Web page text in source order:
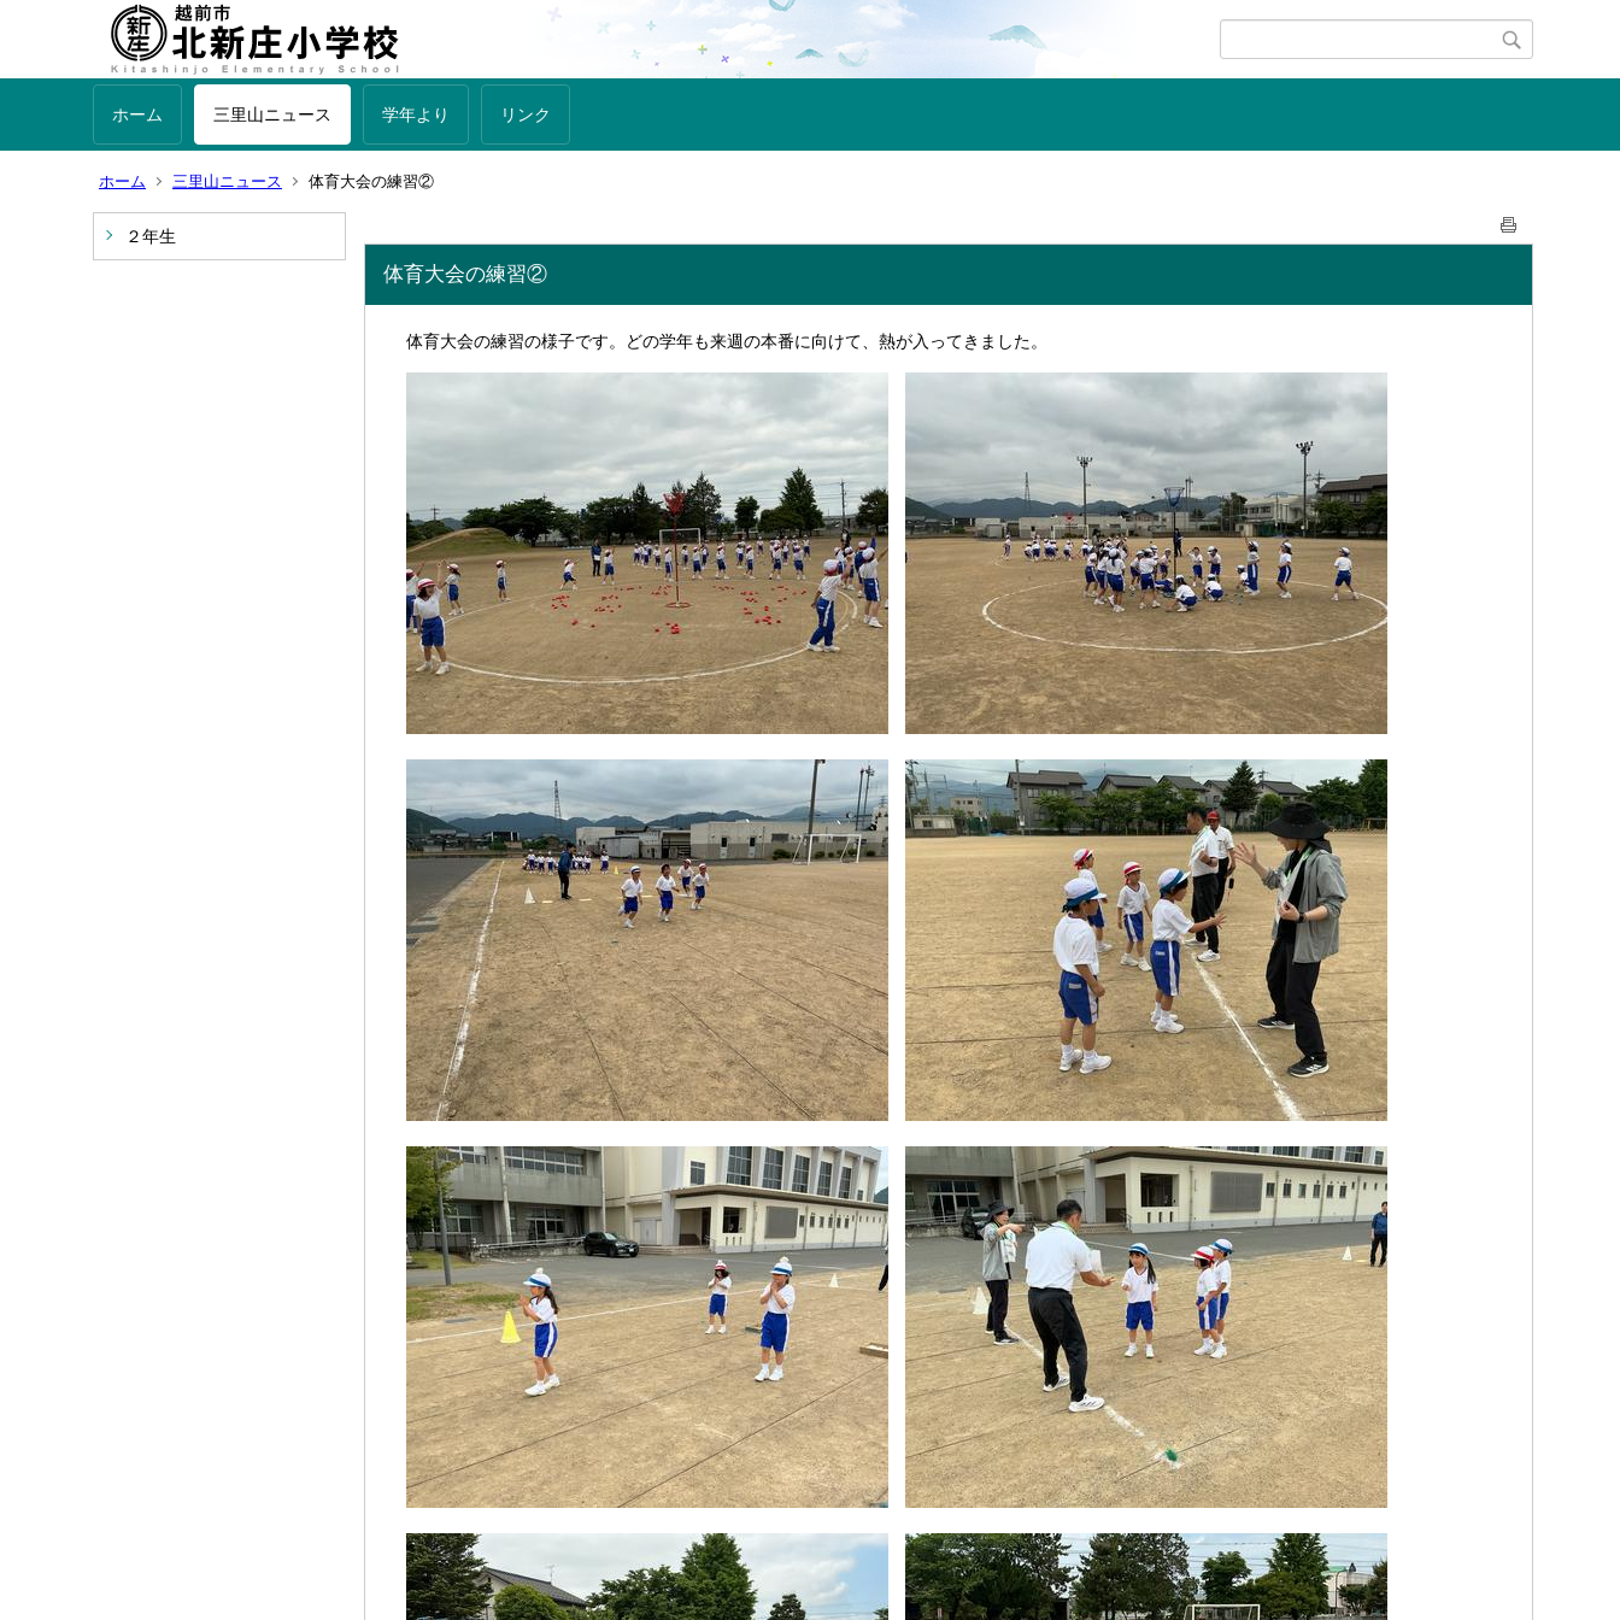
ホーム 三里山ニュース 学年より リンク
ホーム 三里山ニュース 体育大会の練習②
２年生
体育大会の練習②
体育大会の練習の様子です。どの学年も来週の本番に向けて、熱が入ってきました。